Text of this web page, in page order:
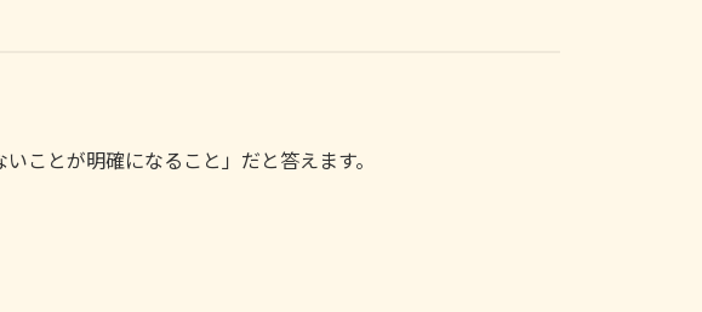
ことが明確になること」だと答えます。